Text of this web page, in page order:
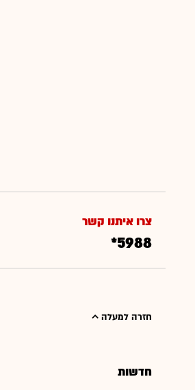
צרו איתנו קשר
*5988
חזרה למעלה
חדשות